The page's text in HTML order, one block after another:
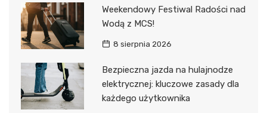
Weekendowy Festiwal Radości nad
Wodą z MCS!
8 sierpnia 2026
Bezpieczna jazda na hulajnodze
elektrycznej: kluczowe zasady dla
każdego użytkownika